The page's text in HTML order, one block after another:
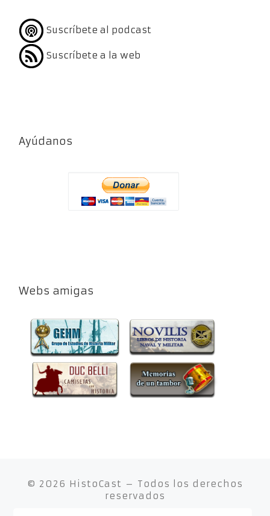
Suscríbete al podcast
Suscríbete a la web
Ayúdanos
Webs amigas
© 2026 HistoCast – Todos los derechos
reservados